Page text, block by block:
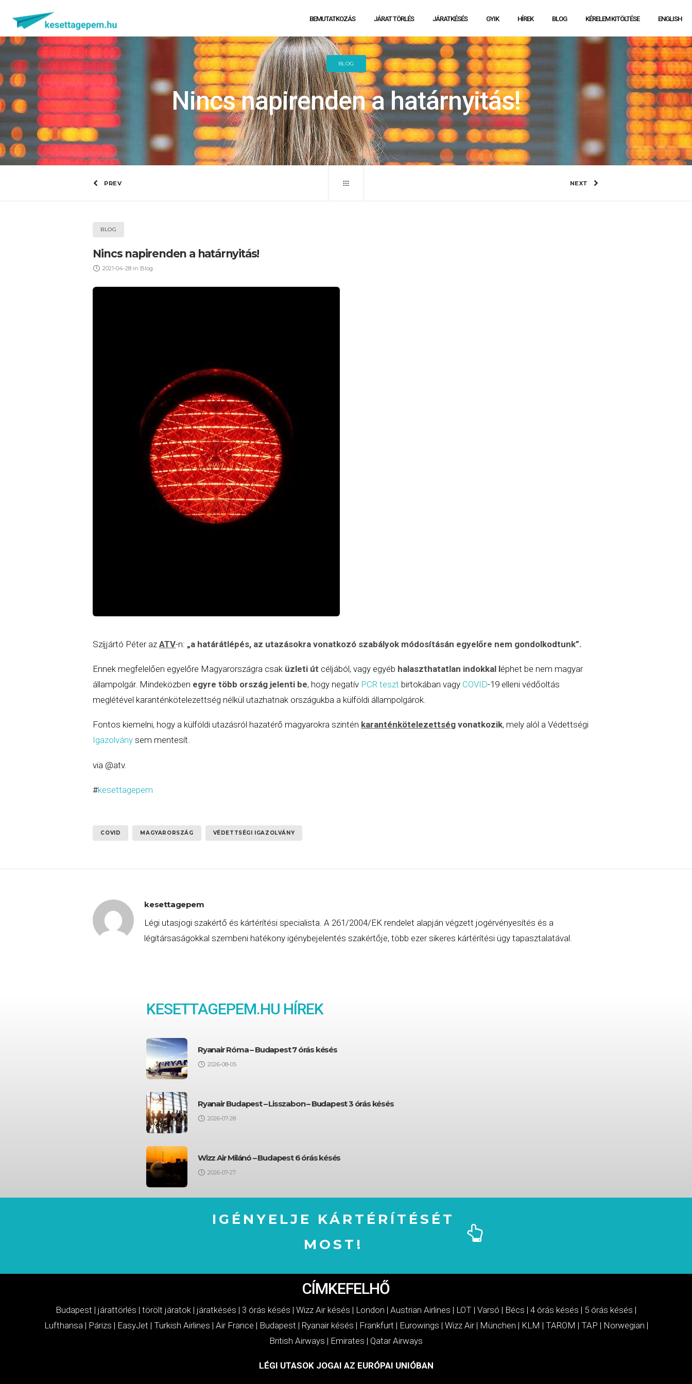
BEMUTATKOZÁS JÁRAT TÖRLÉS JÁRATKÉSÉS GYIK HÍREK BLOG KÉRELEM KITÖLTÉSE ENGLISH
BLOG
Nincs napirenden a határnyitás!
PREV NEXT
BLOG
Nincs napirenden a határnyitás!
2021-04-28 in Blog
Szíjjártó Péter azATV-n: „a határátlépés, az utazásokra vonatkozó szabályok módosításán egyelőre nem gondolkodtunk”.
Ennek megfelelően egyelőre Magyarországra csak üzleti út céljából, vagy egyéb halaszthatatlan indokkal léphet be nem magyar
állampolgár. Mindeközben egyre több ország jelenti be, hogy negatív PCR teszt birtokában vagy COVID-19 elleni védőoltás
meglétével karanténkötelezettség nélkül utazhatnak országukba a külföldi állampolgárok.
Fontos kiemelni, hogy a külföldi utazásról hazatérő magyarokra szintén karanténkötelezettség vonatkozik, mely alól a Védettségi
Igazolvány sem mentesít.
via @atv.
#kesettagepem
COVID MAGYARORSZÁG VÉDETTSÉGI IGAZOLVÁNY
kesettagepem
Légi utasjogi szakértő és kártérítési specialista. A 261/2004/EK rendelet alapján végzett jogérvényesítés és a
légitársaságokkal szembeni hatékony igénybejelentés szakértője, több ezer sikeres kártérítési ügy tapasztalatával.
KESETTAGEPEM.HU HÍREK
Ryanair Róma – Budapest 7 órás késés
2026-08-05
Ryanair Budapest – Lisszabon – Budapest 3 órás késés
2026-07-28
Wizz Air Milánó – Budapest 6 órás késés
2026-07-27
IGÉNYELJE KÁRTÉRÍTÉSÉT
MOST!
CÍMKEFELHŐ
Budapest | járattörlés | törölt járatok | járatkésés | 3 órás késés | Wizz Air késés | London | Austrian Airlines | LOT | Varsó | Bécs | 4 órás késés | 5 órás késés |
Lufthansa | Párizs | EasyJet | Turkish Airlines | Air France | Budapest | Ryanair késés | Frankfurt | Eurowings | Wizz Air| München | KLM | TAROM | TAP | Norwegian |
British Airways | Emirates | Qatar Airways
LÉGI UTASOK JOGAI AZ EURÓPAI UNIÓBAN